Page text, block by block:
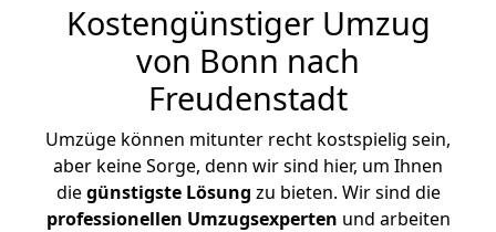
Kostengünstiger Umzug
von Bonn nach
Freudenstadt
Umzüge können mitunter recht kostspielig sein,
aber keine Sorge, denn wir sind hier, um Ihnen
diegünstigste Lösung zu bieten. Wir sind die
professionellen Umzugsexperten und arbeiten